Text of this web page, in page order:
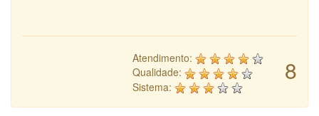
8
Atendimento:
Qualidade:
Sistema: